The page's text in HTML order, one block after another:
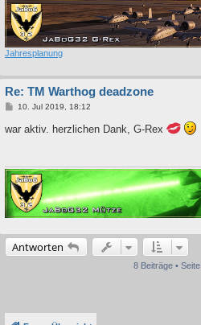
Jahresplanung
Re: TM Warthog deadzone
B
i
t
10. Jul 2019, 18:12
war aktiv. herzlichen Dank, G-Rex
Antworten
8 Beiträge • Seite